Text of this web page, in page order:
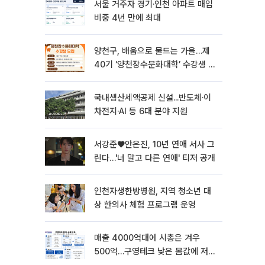
서울 거주자 경기·인천 아파트 매입
비중 4년 만에 최대
양천구, 배움으로 물드는 가을…제
40기 ‘양천장수문화대학’ 수강생 모
국내생산세액공제 신설...반도체·이
차전지·AI 등 6대 분야 지원
서강준♥안은진, 10년 연애 서사 그
린다…'너 말고 다른 연애' 티저 공개
인천자생한방병원, 지역 청소년 대
상 한의사 체험 프로그램 운영
매출 4000억대에 시총은 겨우
500억…구영테크 낮은 몸값에 저가